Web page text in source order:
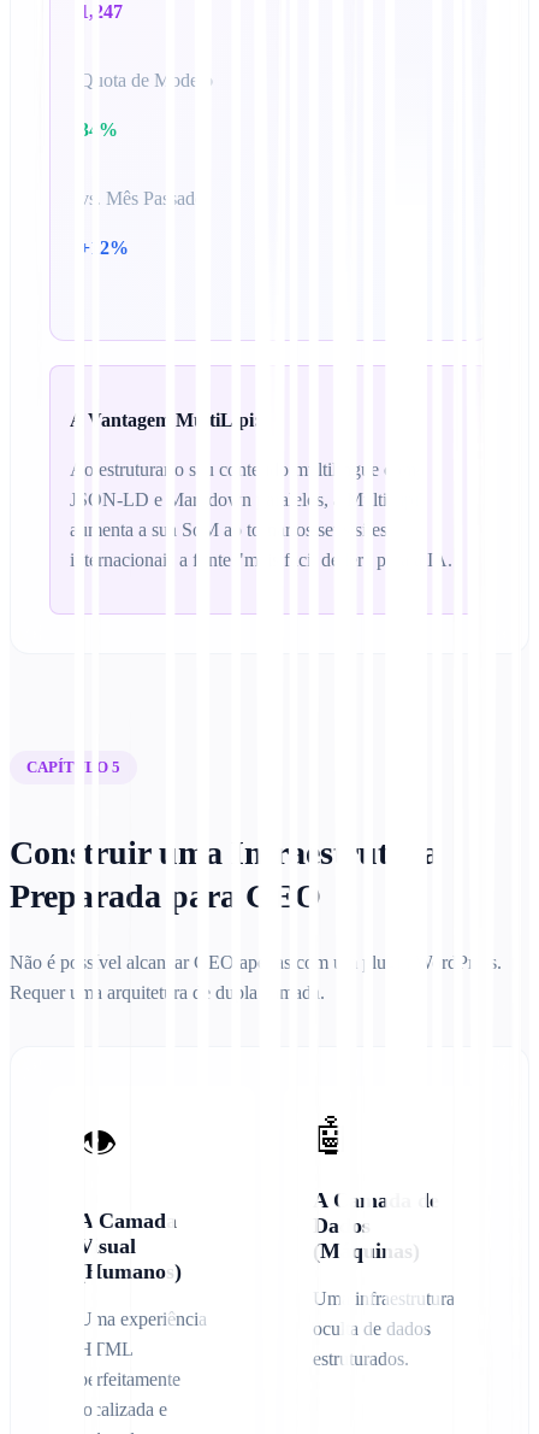
1,247
Quota de Modelo
34%
vs. Mês Passado
+12%
A Vantagem MultiLipi:
Ao estruturar o seu conteúdo multilíngue com
JSON-LD e Markdown paralelos, a MultiLipi
aumenta a sua SoM ao tornar os seus sites
internacionais a fonte "mais fácil de ler" para a IA.
CAPÍTULO 5
Construir uma Infraestrutura
Preparada para GEO
Não é possível alcançar GEO apenas com um plugin WordPress.
Requer uma arquitetura de dupla camada.
👁️
A Camada
Visual
(Humanos)
Uma experiência
HTML
perfeitamente
localizada e
🤖
A Camada de
Dados
(Máquinas)
Uma infraestrutura
oculta de dados
estruturados.